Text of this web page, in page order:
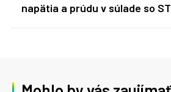
napätia a prúdu v súlade so